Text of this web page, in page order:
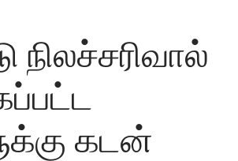
நிலச்சரிவால்
கடன்